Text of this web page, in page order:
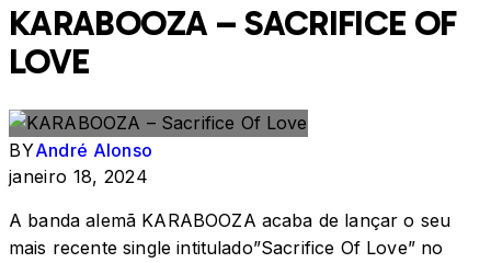
KARABOOZA – SACRIFICE OF
LOVE
BYAndré Alonso
janeiro 18, 2024
A banda alemã KARABOOZA acaba de lançar o seu
mais recente single intitulado”Sacrifice Of Love” no